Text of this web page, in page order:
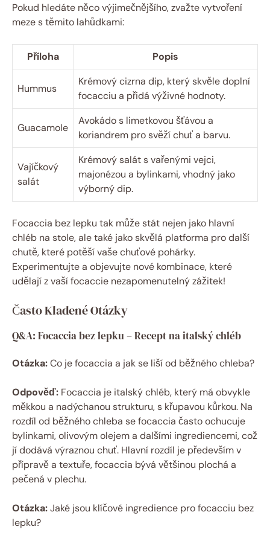
Pokud hledáte něco výjimečnějšího, zvažte vytvoření
meze s těmito lahůdkami:
Příloha Popis
Hummus
Krémový cizrna dip, který skvěle doplní
focacciu a přidá výživné hodnoty.
Guacamole
Avokádo s limetkovou šťávou a
koriandrem pro svěží chuť a barvu.
Vajíčkový
salát
Krémový salát s vařenými vejci,
majonézou a bylinkami, vhodný jako
výborný dip.
Focaccia bez lepku tak může stát nejen jako hlavní
chléb na stole, ale také jako skvělá platforma pro další
chutě, které potěší vaše chuťové pohárky.
Experimentujte a objevujte nové kombinace, které
udělají z vaší focaccie nezapomenutelný zážitek!
Často Kladené Otázky
Q&A: Focaccia bez lepku – Recept na italský chléb
Otázka:Co je focaccia a jak se liší od běžného chleba?
Odpověď: Focaccia je italský chléb, který má obvykle
měkkou a nadýchanou strukturu, s křupavou kůrkou. Na
rozdíl od běžného chleba se focaccia často ochucuje
bylinkami, olivovým olejem a dalšími ingrediencemi, což
jí dodává výraznou chuť. Hlavní rozdíl je především v
přípravě a textuře, focaccia bývá většinou plochá a
pečená v plechu.
Otázka:Jaké jsou klíčové ingredience pro focacciu bez
lepku?